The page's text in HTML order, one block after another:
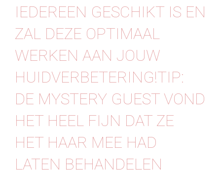
IEDEREEN GESCHIKT IS EN
ZAL DEZE OPTIMAAL
WERKEN AAN JOUW
HUIDVERBETERING!TIP:
DE MYSTERY GUEST VOND
HET HEEL FIJN DAT ZE
HET HAAR MEE HAD
LATEN BEHANDELEN